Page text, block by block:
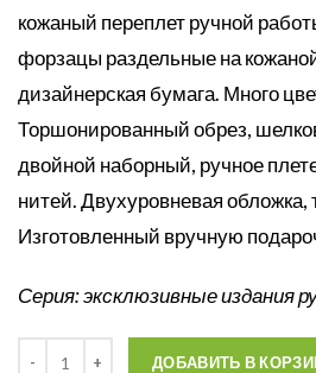
кожаный переплет ручной
форзацы раздельные на
дизайнерская бумага. Много
Торшонированный обрез,
двойной наборный, ручное
нитей. Двухуровневая обложка,
Изготовленный вручную
Серия: эксклюзивные издания
ДОБАВИТЬ В